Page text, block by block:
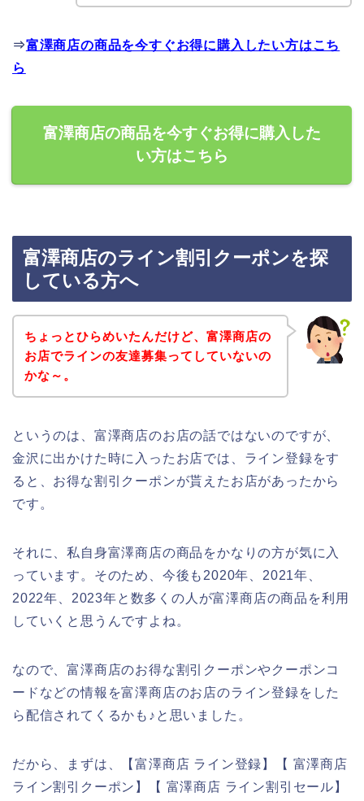
⇒富澤商店の商品を今すぐお得に購入したい方はこち
ら
富澤商店の商品を今すぐお得に購入した
い方はこちら
富澤商店のライン割引クーポンを探
している方へ
ちょっとひらめいたんだけど、富澤商店の
お店でラインの友達募集ってしていないの
かな～。
というのは、富澤商店のお店の話ではないのですが、
金沢に出かけた時に入ったお店では、ライン登録をす
ると、お得な割引クーポンが貰えたお店があったから
です。
それに、私自身富澤商店の商品をかなりの方が気に入
っています。そのため、今後も2020年、2021年、
2022年、2023年と数多くの人が富澤商店の商品を利用
していくと思うんですよね。
なので、富澤商店のお得な割引クーポンやクーポンコ
ードなどの情報を富澤商店のお店のライン登録をした
ら配信されてくるかも♪と思いました。
だから、まずは、【富澤商店 ライン登録】【 富澤商店
ライン割引クーポン】【 富澤商店 ライン割引セール】